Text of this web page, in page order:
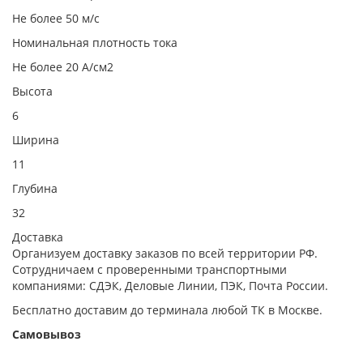
Не более 50 м/с
Номинальная плотность тока
Не более 20 А/см2
Высота
6
Ширина
11
Глубина
32
Доставка
Организуем доставку заказов по всей территории РФ.
Сотрудничаем с проверенными транспортными
компаниями: СДЭК, Деловые Линии, ПЭК, Почта России.
Бесплатно доставим до терминала любой ТК в Москве.
Самовывоз